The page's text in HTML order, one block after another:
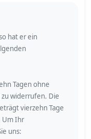
hat er ein
Tagen ohne
widerrufen. Die
vierzehn Tage
Um Ihr
uns: